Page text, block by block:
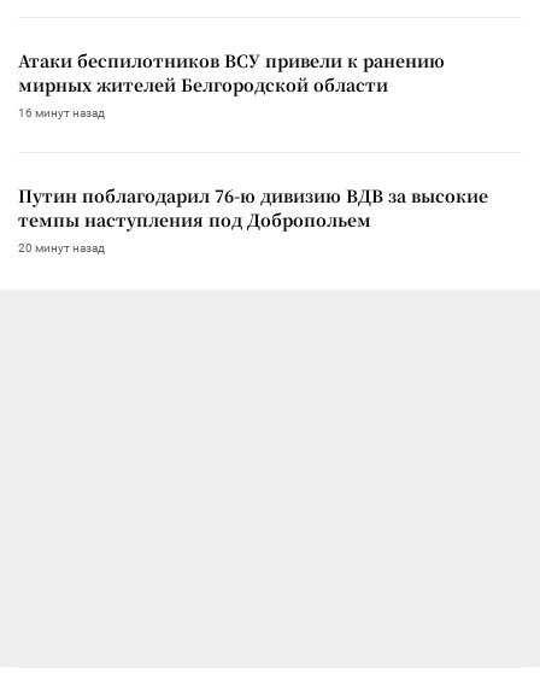
Атаки беспилотников ВСУ привели к ранению
мирных жителей Белгородской области
16 минут назад
Путин поблагодарил 76-ю дивизию ВДВ за высокие
темпы наступления под Добропольем
20 минут назад